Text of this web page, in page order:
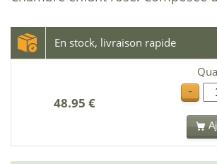
En stock, livraison rapide
48.95 €
-